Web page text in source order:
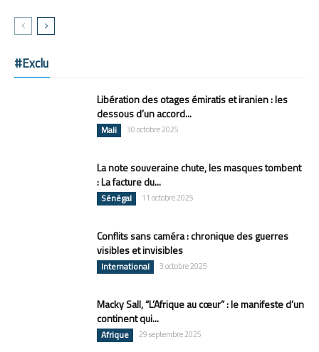
#Exclu
Libération des otages émiratis et iranien : les
dessous d’un accord...
Mali 30 octobre 2025
La note souveraine chute, les masques tombent
: La facture du...
Sénégal 11 octobre 2025
Conflits sans caméra : chronique des guerres
visibles et invisibles
International 3 octobre 2025
Macky Sall, “L’Afrique au cœur” : le manifeste d’un
continent qui...
Afrique 29 septembre 2025